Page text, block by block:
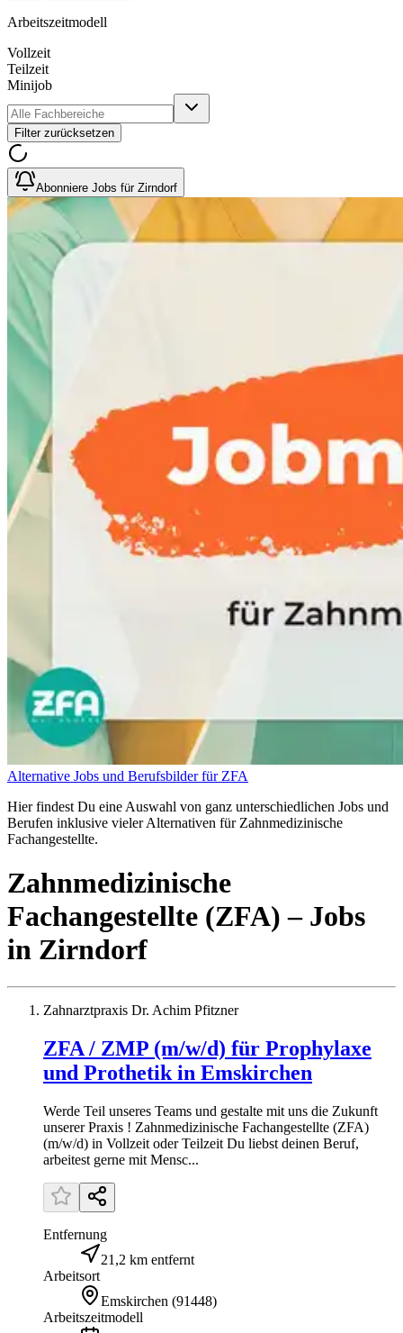
Arbeitszeitmodell
Vollzeit
Teilzeit
Minijob
Filter zurücksetzen
Abonniere Jobs für Zirndorf
Alternative Jobs und Berufsbilder für ZFA
Hier findest Du eine Auswahl von ganz unterschiedlichen Jobs und
Berufen inklusive vieler Alternativen für Zahnmedizinische
Fachangestellte.
Zahnmedizinische
Fachangestellte (ZFA) – Jobs
in Zirndorf
Zahnarztpraxis Dr. Achim Pfitzner
ZFA / ZMP (m/w/d) für Prophylaxe
und Prothetik in Emskirchen
Werde Teil unseres Teams und gestalte mit uns die Zukunft
unserer Praxis ! Zahnmedizinische Fachangestellte (ZFA)
(m/w/d) in Vollzeit oder Teilzeit Du liebst deinen Beruf,
arbeitest gerne mit Mensc...
Entfernung
21,2 km entfernt
Arbeitsort
Emskirchen (91448)
Arbeitszeitmodell